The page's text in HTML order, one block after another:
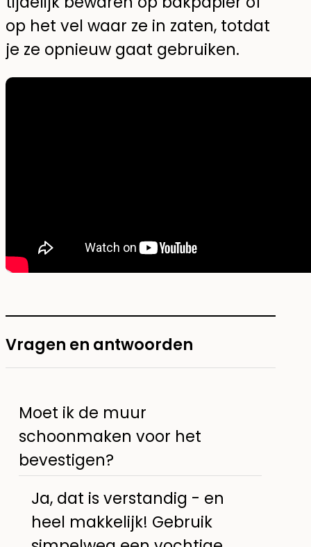
op het vel waar ze in zaten, totdat
je ze opnieuw gaat gebruiken.
Vragen en antwoorden
Moet ik de muur
schoonmaken voor het
bevestigen?
Ja, dat is verstandig - en
heel makkelijk! Gebruik